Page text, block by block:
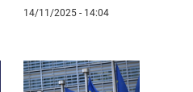
14/11/2025 - 14:04